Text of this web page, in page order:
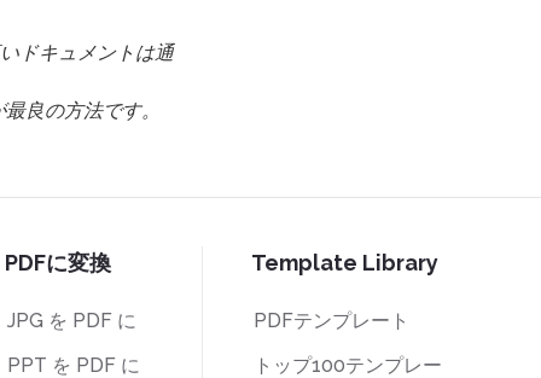
ドキュメントは通
良の方法です。
PDFに変換
JPG を PDF に
PPT を PDF に
Template Library
PDFテンプレート
トップ100テンプレー